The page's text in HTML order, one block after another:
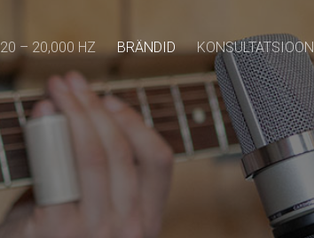
20 – 20,000 HZ BRÄNDID KONSULTATSIOON